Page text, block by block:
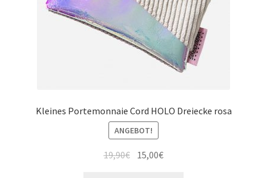
Kleines Portemonnaie Cord HOLO Dreiecke rosa
ANGEBOT!
19,90€ 15,00€